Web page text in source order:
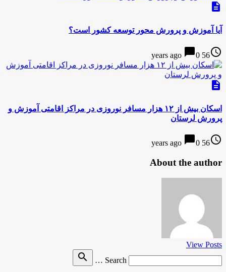
description
آیا آموزش و پرورش محور توسعه کشور است؟
access_time
56 years ago
chat_bubble0
description
اسکان بیش از ۱۲ هزار مسافر نوروزی در مراکز اقامتی آموزش و
پرورش لرستان
access_time
56 years ago
chat_bubble0
About the author
View Posts
Search …
search